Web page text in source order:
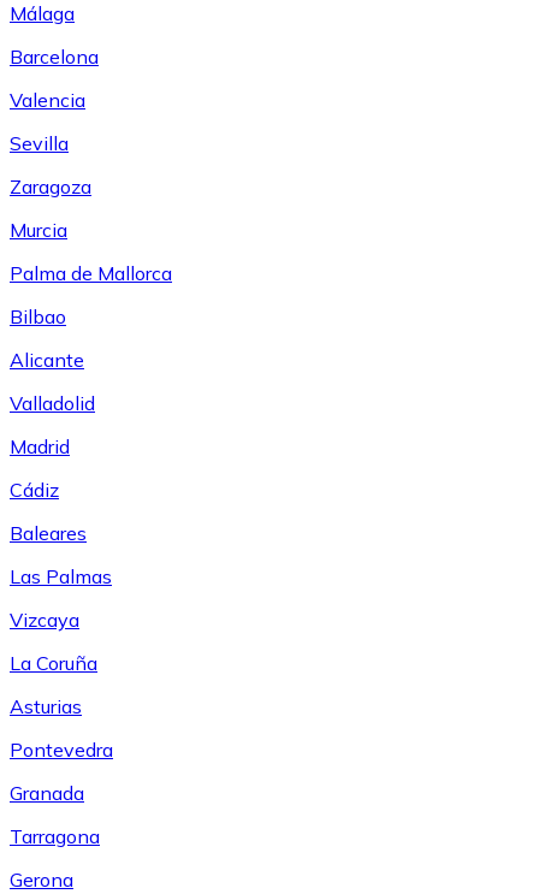
Málaga
Barcelona
Valencia
Sevilla
Zaragoza
Murcia
Palma de Mallorca
Bilbao
Alicante
Valladolid
Madrid
Cádiz
Baleares
Las Palmas
Vizcaya
La Coruña
Asturias
Pontevedra
Granada
Tarragona
Gerona